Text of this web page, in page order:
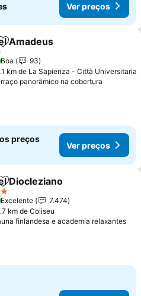
Ver preços
Adicionar aos favoritos
Amadeus
Boa
93
km de La Sapienza - Città Universitaria
panorâmico na cobertura
preços
Ver preços
Adicionar aos favoritos
Diocleziano
Excelente
7.474
km de Coliseu
finlandesa e academia relaxantes